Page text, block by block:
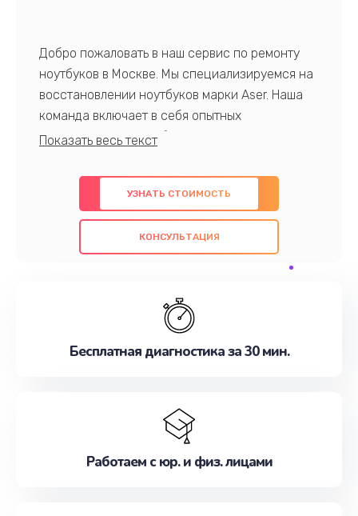
Добро пожаловать в наш сервис по ремонту
ноутбуков в Москве. Мы специализируемся на
восстановлении ноутбуков марки Aser. Наша
команда включает в себя опытных
профессионалов с обширными знаниями и
предлагаем быстрый и качественный ремонт с
использованием оригинальных компонентов, а
также гарантируем качество всех
проведенных работ. Наша цель - предоставить
наилучшим образом. Не медлите записаться на
УЗНАТЬ СТОИМОСТЬ
КОНСУЛЬТАЦИЯ
Бесплатная диагностика за 30 мин.
Работаем с юр. и физ. лицами